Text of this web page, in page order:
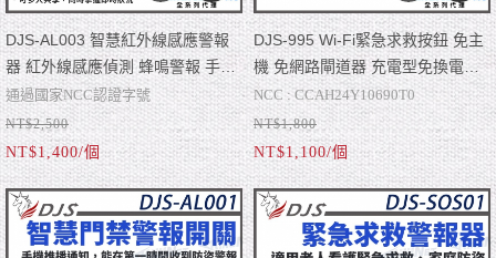
DJS-AL003 智慧紅外線感應警報
器 紅外線感應偵測 蜂鳴警報 手機
推播通知 共享設備 帝網 KingNet
通過國家NCC認證字號
CCAH23Y10440T8
蜂鳴警報+LED燈光嚇阻功能
定時開關設定，不用擔心忘記關閉或
開啟設備
手機推播通知，能在第一時間收到警
NT$2,500
NT$1,400/個
DJS-995 Wi-Fi緊急求救按鈕 免主
機 免網路閘道器 充電型免換電池
DJS-SOS01遙控器按鈕 可搭配
SD002接收器聯動使用 帝網
KingNet
NCC : CCAH24Y10690T0
可搭配SD002接收器聯動使用
免主機、免網路閘道器
充電型免換電池
掛繩設計方便攜帶，一鍵立即呼叫
尺寸：50mm×50mm×13mm（附掛
NT$1,800
NT$1,100/個